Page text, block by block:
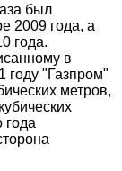
был
2009 года, а
года.
в
году "Газпром"
метров,
года